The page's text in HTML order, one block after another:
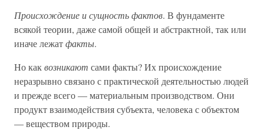
Происхождение и сущность фактов. В фундаменте
всякой теории, даже самой общей и абстрактной, так или
иначе лежатфакты.
Но каквозникают сами факты? Их происхождение
неразрывно связано с практической деятельностью людей
и прежде всего — материальным производством. Они
продукт взаимодействия субъекта, человека с объектом
— веществом природы.